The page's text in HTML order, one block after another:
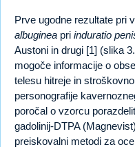
Prve ugodne rezultate pri
albuginea pri induratio
Austoni in drugi [1] (slika
mogoče informacije o
telesu hitreje in
personografije
poročal o vzorcu
gadolinij-DTPA
preiskovalni metodi za